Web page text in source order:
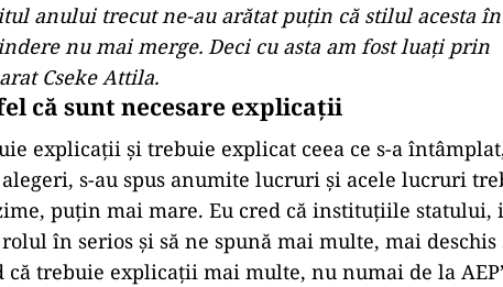
anului trecut ne-au arătat puţin că stilul acesta
nu mai merge. Deci cu asta am fost luaţi prin
Cseke Attila.
că sunt necesare explicații
explicaţii şi trebuie explicat ceea ce s-a
alegeri, s-au spus anumite lucruri şi acele lucruri
puţin mai mare. Eu cred că instituțiile statului,
în serios și să ne spună mai multe, mai deschis
că trebuie explicaţii mai multe, nu numai de la